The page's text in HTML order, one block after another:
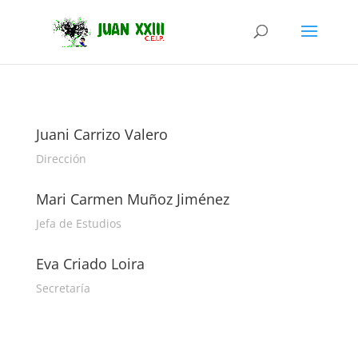
Juani Carrizo Valero
Dirección
Mari Carmen Muñoz Jiménez
Jefa de Estudios
Eva Criado Loira
Secretaría